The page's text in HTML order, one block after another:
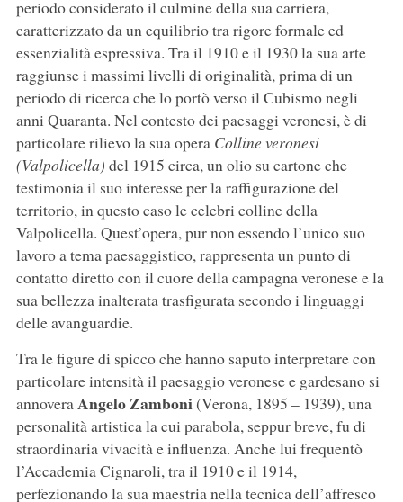
periodo considerato il culmine della sua carriera,
caratterizzato da un equilibrio tra rigore formale ed
essenzialità espressiva. Tra il 1910 e il 1930 la sua arte
raggiunse i massimi livelli di originalità, prima di un
periodo di ricerca che lo portò verso il Cubismo negli
anni Quaranta. Nel contesto dei paesaggi veronesi, è di
particolare rilievo la sua opera Colline veronesi
(Valpolicella) del 1915 circa, un olio su cartone che
testimonia il suo interesse per la raffigurazione del
territorio, in questo caso le celebri colline della
Valpolicella. Quest’opera, pur non essendo l’unico suo
lavoro a tema paesaggistico, rappresenta un punto di
contatto diretto con il cuore della campagna veronese e la
sua bellezza inalterata trasfigurata secondo i linguaggi
delle avanguardie.
Tra le figure di spicco che hanno saputo interpretare con
particolare intensità il paesaggio veronese e gardesano si
annoveraAngelo Zamboni(Verona, 1895 – 1939), una
personalità artistica la cui parabola, seppur breve, fu di
straordinaria vivacità e influenza. Anche lui frequentò
l’Accademia Cignaroli, tra il 1910 e il 1914,
perfezionando la sua maestria nella tecnica dell’affresco